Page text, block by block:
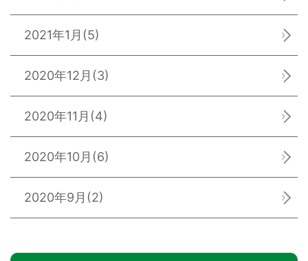
2021年1月 (5)
2020年12月 (3)
2020年11月 (4)
2020年10月 (6)
2020年9月 (2)